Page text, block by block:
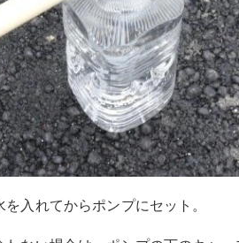
入れてからポンプにセット。